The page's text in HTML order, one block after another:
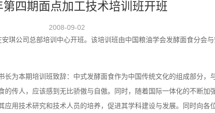
第四期面点加工技术培训班开班
2008-09-02
公司总部培训中心开班。该培训班由中国粮油学会发酵面食分会与
本期培训班致辞：中式发酵面食作为中国传统文化的组成部分，与
的传人，应该感到无比骄傲与自傲。同时，随着国际一体化的不断加
应用技术研究和技术人员的培养，促进其学科建设与发展。同时向各